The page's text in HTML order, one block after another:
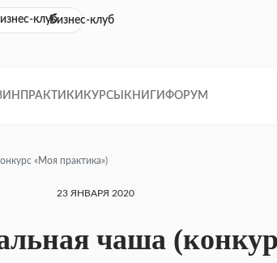
Бизнес-клуб
ПРАКТИКИ КУРСЫ КНИГИ ФОРУМ
«Моя практика»)
23 ЯНВАРЯ 2020
чаша